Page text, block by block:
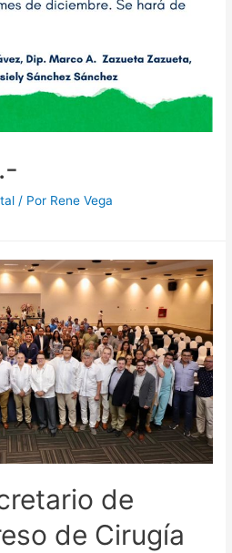
/ Por Rene Vega
de
de Cirugía